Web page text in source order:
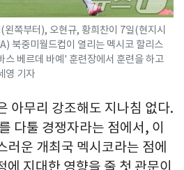
쪽부터), 오현규, 황희찬이 7일(현지시
북중미월드컵이 열리는 멕시코 할리스
스 베르데 바예' 훈련장에서 훈련을 하고
영 기자
아무리 강조해도 지나침 없다.
다툴 경쟁자라는 점에서, 이
러운 개최국 멕시코라는 점에